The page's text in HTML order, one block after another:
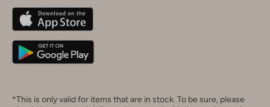
Belgique(Français)
Deutschland
*This is only valid for items that are in stock. To be sure, please